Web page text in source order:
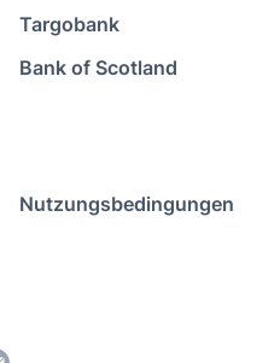
Targobank
Bank of Scotland
Nutzungsbedingungen